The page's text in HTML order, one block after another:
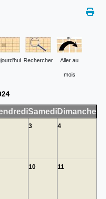
Rechercher Aller au
mois
SamediDimanche
3 4
10 11